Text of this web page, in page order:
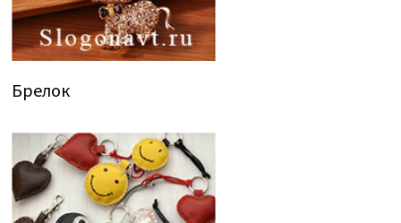
Брелок